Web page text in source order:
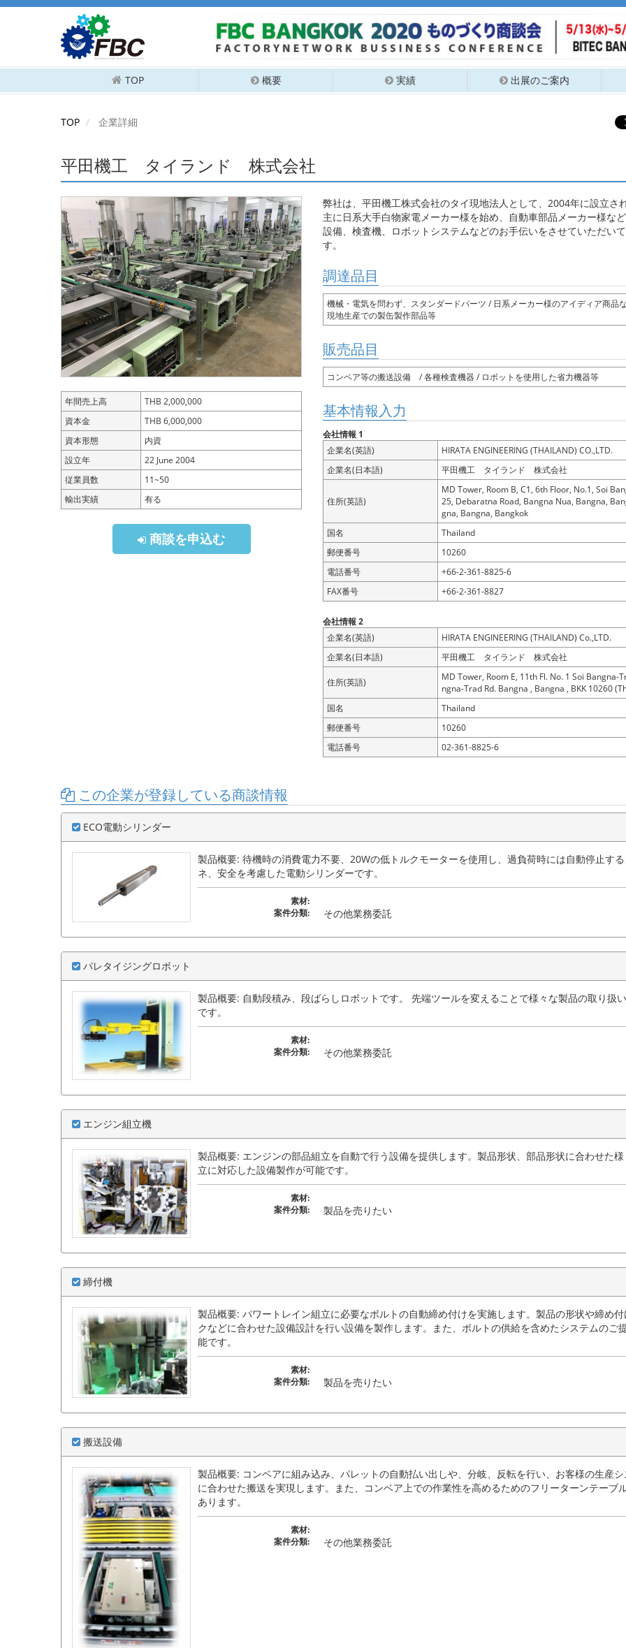
TOP 概要 実績 出展のご案内
TOP 企業詳細
平田機工 タイランド 株式会社
年間売上高
THB 2,000,000
資本金
THB 6,000,000
資本形態
内資
設立年
22 June 2004
従業員数
11~50
輸出実績
有る
商談を申込む
弊社は、平田機工株式会社のタイ現地法人として、2004年に設立さ
主に日系大手白物家電メーカー様を始め、自動車部品メーカー様な
設備、検査機、ロボットシステムなどのお手伝いをさせていただい
す。
調達品目
機械・電気を問わず、スタンダードパーツ / 日系メーカー様のアイディア商品
現地生産での製缶製作部品等
販売品目
コンベア等の搬送設備 / 各種検査機器 / ロボットを使用した省力機器等
基本情報入力
会社情報 1
企業名(英語)
HIRATA ENGINEERING (THAILAND) CO.,LTD.
企業名(日本語)
平田機工 タイランド 株式会社
住所(英語)
MD Tower, Room B, C1, 6th Floor, No.1, Soi
25, Debaratna Road, Bangna Nua, Bangna,
gna, Bangna, Bangkok
国名
Thailand
郵便番号
10260
電話番号
+66-2-361-8825-6
FAX番号
+66-2-361-8827
会社情報 2
企業名(英語)
HIRATA ENGINEERING (THAILAND) Co.,LTD.
企業名(日本語)
平田機工 タイランド 株式会社
住所(英語)
MD Tower, Room E, 11th Fl. No. 1 Soi Bangna-
ngna-Trad Rd. Bangna , Bangna , BKK 10260
国名
Thailand
郵便番号
10260
電話番号
02-361-8825-6
この企業が登録している商談情報
ECO電動シリンダー
製品概要: 待機時の消費電力不要、20Wの低トルクモーターを使用し、過負荷時には自動停止す
ネ、安全を考慮した電動シリンダーです。
素材:
案件分類:
その他業務委託
パレタイジングロボット
製品概要: 自動段積み、段ばらしロボットです。 先端ツールを変えることで様々な製品の取り扱
です。
素材:
案件分類:
その他業務委託
エンジン組立機
製品概要: エンジンの部品組立を自動で行う設備を提供します。製品形状、部品形状に合わせた
立に対応した設備製作が可能です。
素材:
案件分類:
製品を売りたい
締付機
製品概要: パワートレイン組立に必要なボルトの自動締め付けを実施します。製品の形状や締め
クなどに合わせた設備設計を行い設備を製作します。また、ボルトの供給を含めたシステムのご
能です。
素材:
案件分類:
製品を売りたい
搬送設備
製品概要: コンベアに組み込み、パレットの自動払い出しや、分岐、反転を行い、お客様の生産
に合わせた搬送を実現します。また、コンベア上での作業性を高めるためのフリーターンテーブ
あります。
素材:
案件分類:
その他業務委託